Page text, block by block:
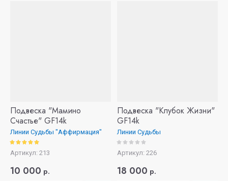
Подвеска "Мамино
Счастье" GF14k
Линии Судьбы "Аффирмация"
Артикул: 213
10 000 р.
Подвеска "Клубок Жизни"
GF14k
Линии Судьбы
Артикул: 226
18 000 р.